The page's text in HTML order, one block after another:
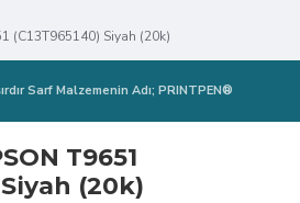
(C13T965140) Siyah (20k)
Sarf Malzemenin Adı; PRINTPEN®
T9651
Siyah (20k)